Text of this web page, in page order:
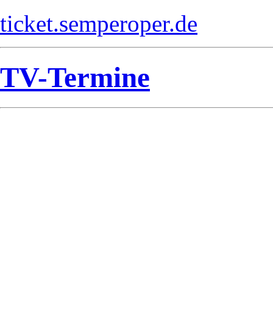
ticket.semperoper.de
TV-Termine